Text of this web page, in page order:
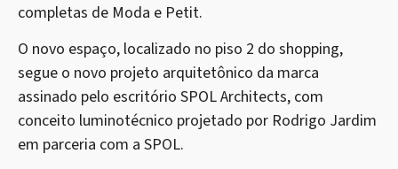
completas de Moda e Petit.
O novo espaço, localizado no piso 2 do shopping,
segue o novo projeto arquitetônico da marca
assinado pelo escritório SPOL Architects, com
conceito luminotécnico projetado por Rodrigo Jardim
em parceria com a SPOL.